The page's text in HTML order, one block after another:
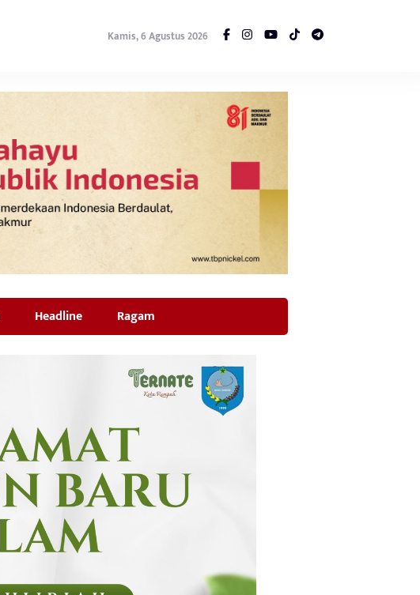
Kamis, 6 Agustus 2026
Headline Ragam